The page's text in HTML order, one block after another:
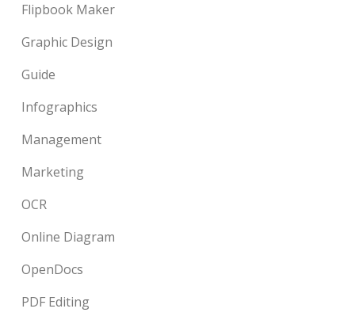
Flipbook Maker
Graphic Design
Guide
Infographics
Management
Marketing
OCR
Online Diagram
OpenDocs
PDF Editing